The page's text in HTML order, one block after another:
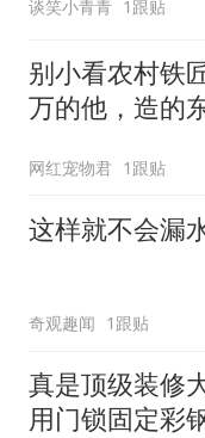
谈笑小青青 1跟贴
别小看农村铁
万的他，造的
网红宠物君 1跟贴
这样就不会漏
奇观趣闻 1跟贴
真是顶级装修
用门锁固定彩